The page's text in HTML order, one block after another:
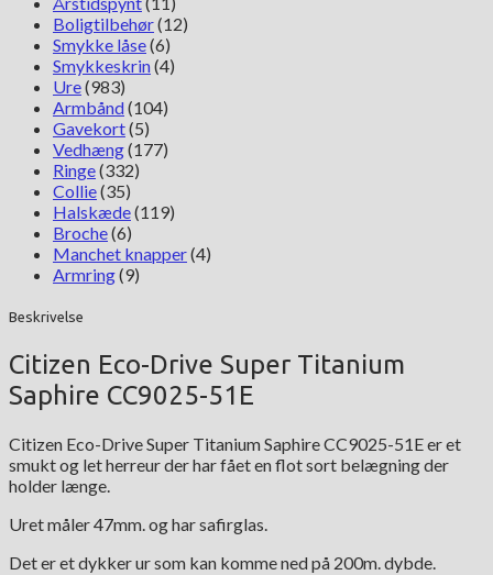
Boligtilbehør(12)
Smykke låse(6)
Smykkeskrin(4)
Ure(983)
Armbånd(104)
Gavekort(5)
Vedhæng(177)
Ringe(332)
Collie(35)
Halskæde(119)
Broche(6)
Manchet knapper(4)
Armring(9)
Beskrivelse
Citizen Eco-Drive Super Titanium
Saphire CC9025-51E
Citizen Eco-Drive Super Titanium Saphire CC9025-51E er et
smukt og let herreur der har fået en flot sort belægning der
holder længe.
Uret måler 47mm. og har safirglas.
Det er et dykker ur som kan komme ned på 200m. dybde.